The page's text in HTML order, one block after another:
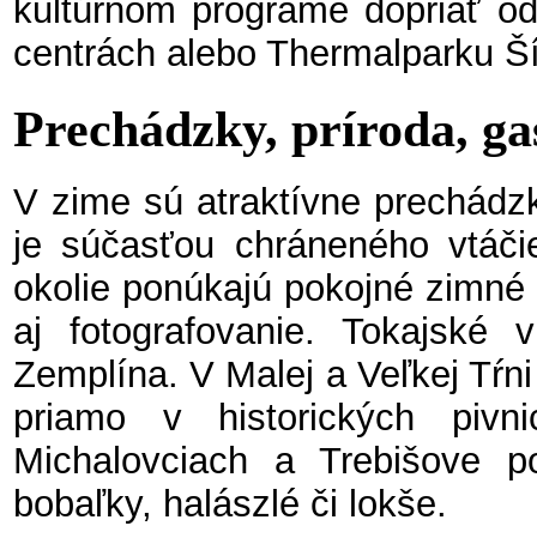
kultúrnom programe dopriať
centrách alebo Thermalparku
Prechádzky, príroda,
V zime sú atraktívne
je súčasťou chráneného
okolie ponúkajú pokojné
aj fotografovanie. Tokajské
Zemplína. V Malej a Veľkej
priamo v historických
Michalovciach a Trebišove
bobaľky, halászlé či lokše.